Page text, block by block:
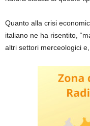
Quanto alla crisi
italiano ne ha risentito,
altri settori merceologici